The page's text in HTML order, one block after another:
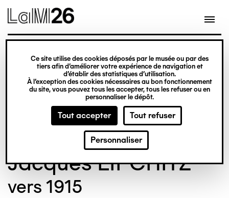
Gestion des cookies
Ce site utilise des cookies déposés par le musée ou par des
tiers afin d’améliorer votre expérience de navigation et
d’établir des statistiques d’utilisation.
À l’exception des cookies nécessaires au bon fonctionnement
du site, vous pouvez tous les accepter, tous les refuser ou en
personnaliser le dépôt.
Tout accepter Tout refuser
Personnaliser
contenu
© Crédit photo : Nicolas Dewitte/LaM Lille
métropole musée d’art moderne d’art
contemporain et d’art brut
Jacques LIPCHITZ
vers 1915